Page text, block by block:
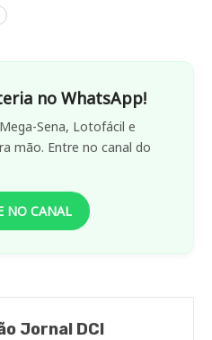
no WhatsApp!
Sena, Lotofácil e
mão. Entre no canal do
NO CANAL
Jornal DCI